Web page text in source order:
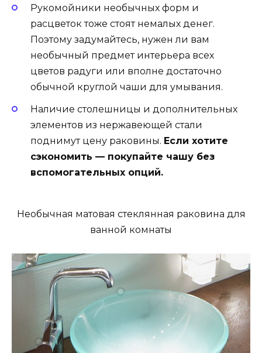
Рукомойники необычных форм и
расцветок тоже стоят немалых денег.
Поэтому задумайтесь, нужен ли вам
необычный предмет интерьера всех
цветов радуги или вполне достаточно
обычной круглой чаши для умывания.
Наличие столешницы и дополнительных
элементов из нержавеющей стали
поднимут цену раковины. Если хотите
сэкономить — покупайте чашу без
вспомогательных опций.
Необычная матовая стеклянная раковина для
ванной комнаты